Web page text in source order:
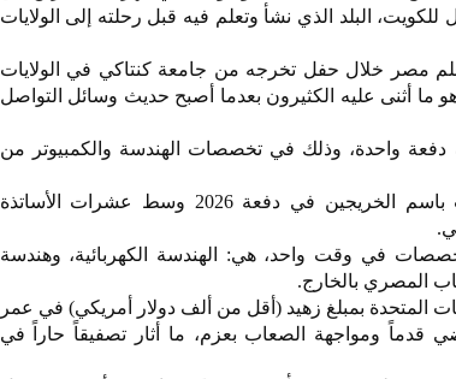
للكويت، البلد الذي نشأ وتعلم فيه قبل رحلته إلى الولايات
مصر خلال حفل تخرجه من جامعة كنتاكي في الولايات
ما أثنى عليه الكثيرون بعدما أصبح حديث وسائل التواصل
علمية مختلفة دفعة واحدة، وذلك في تخصصات الهندسة والكمبيوتر من
وتم اختيار مبارك للصعود إلى منصة التتويج ليتحدث باسم الخريجين في دفعة 2026 وسط عشرات الأساتذة
ابن محافظة الإسكندرية من إنهاء دراسة 3 تخصصات في وقت واحد، هي: الهندسة الكهربائية، وهندسة
المصري بالخارج.
بمبلغ زهيد (أقل من ألف دولار أمريكي) في عمر
قدماً ومواجهة الصعاب بعزم، ما أثار تصفيقاً حاراً في